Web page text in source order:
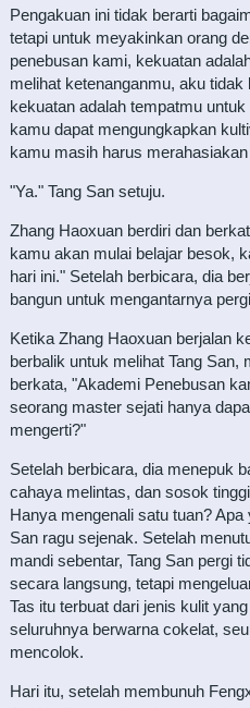
Pengakuan ini tidak berarti
tetapi untuk meyakinkan orang
penebusan kami, kekuatan
melihat ketenanganmu, aku tidak
kekuatan adalah tempatmu
kamu dapat mengungkapkan
kamu masih harus
"Ya." Tang San setuju.
Zhang Haoxuan berdiri dan
kamu akan mulai belajar besok,
hari ini." Setelah berbicara, dia
bangun untuk mengantarnya
Ketika Zhang Haoxuan berjalan
berbalik untuk melihat Tang San,
berkata, "Akademi Penebusan
seorang master sejati hanya
mengerti?"
Setelah berbicara, dia menepuk
cahaya melintas, dan sosok
Hanya mengenali satu tuan?
San ragu sejenak. Setelah
mandi sebentar, Tang San pergi
secara langsung, tetapi
Tas itu terbuat dari jenis kulit
seluruhnya berwarna cokelat,
mencolok.
Hari itu, setelah membunuh